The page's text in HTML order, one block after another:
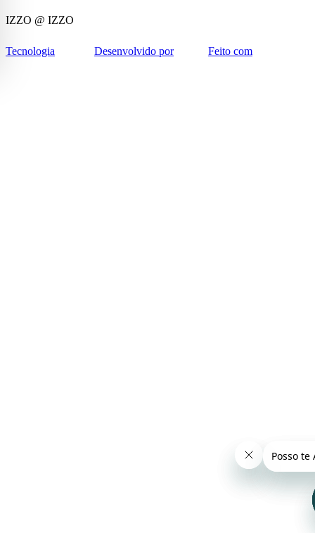
IZZO @ IZZO
Tecnologia Desenvolvido por Feito com